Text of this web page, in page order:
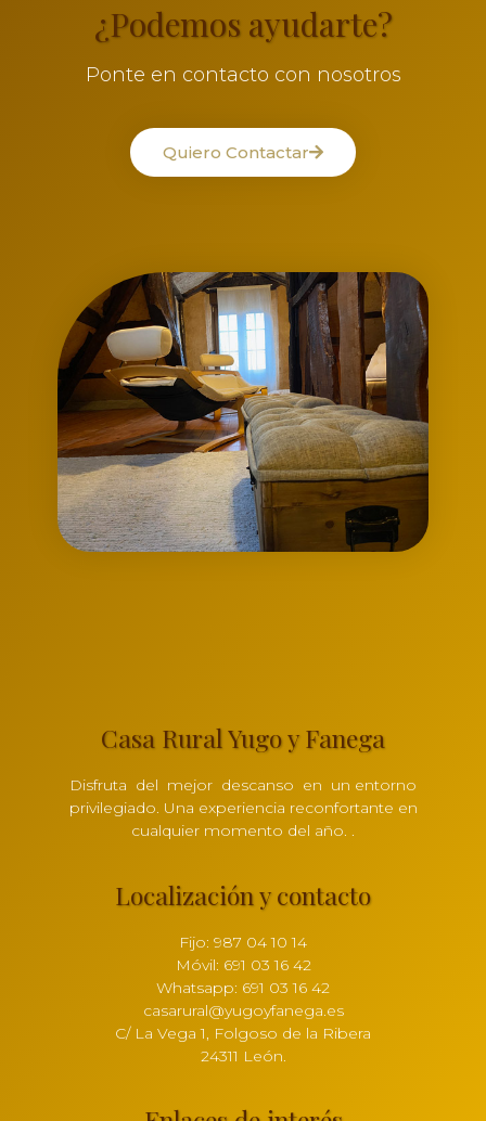
¿Podemos ayudarte?
Ponte en contacto con nosotros
Quiero Contactar
Casa Rural Yugo y Fanega
Disfruta del mejor descanso en un entorno
privilegiado. Una experiencia reconfortante en
cualquier momento del año. .
Localización y contacto
Fijo: 987 04 10 14
Móvil: 691 03 16 42
Whatsapp: 691 03 16 42
casarural@yugoyfanega.es
C/ La Vega 1, Folgoso de la Ribera
24311 León.